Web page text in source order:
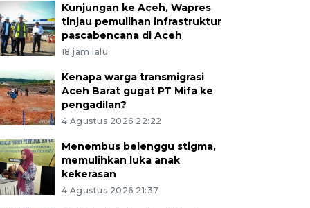
Kunjungan ke Aceh, Wapres
tinjau pemulihan infrastruktur
pascabencana di Aceh
18 jam lalu
Kenapa warga transmigrasi
Aceh Barat gugat PT Mifa ke
pengadilan?
4 Agustus 2026 22:22
Menembus belenggu stigma,
memulihkan luka anak
kekerasan
4 Agustus 2026 21:37